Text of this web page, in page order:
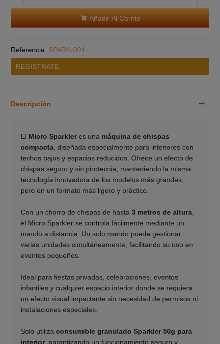
Añadir Al Carrito
Referencia: SPARK-094
REGISTRATE
Descripción
El Micro Sparkleres una máquina de chispas
compacta, diseñada especialmente para interiores con
techos bajos y espacios reducidos. Ofrece un efecto de
chispas seguro y sin pirotecnia, manteniendo la misma
tecnología innovadora de los modelos más grandes,
pero en un formato más ligero y práctico.
Con un chorro de chispas de hasta 3 metros de altura,
el Micro Sparkler se controla fácilmente mediante un
mando a distancia. Un solo mando puede gestionar
varias unidades simultáneamente, facilitando su uso en
eventos pequeños.
Ideal para fiestas privadas, celebraciones, eventos
infantiles y cualquier espacio interior donde se requiera
un efecto visual impactante sin necesidad de permisos ni
instalaciones especiales.
Solo utiliza consumible granulado Sparkler 50g para
interior, garantizando un funcionamiento seguro y